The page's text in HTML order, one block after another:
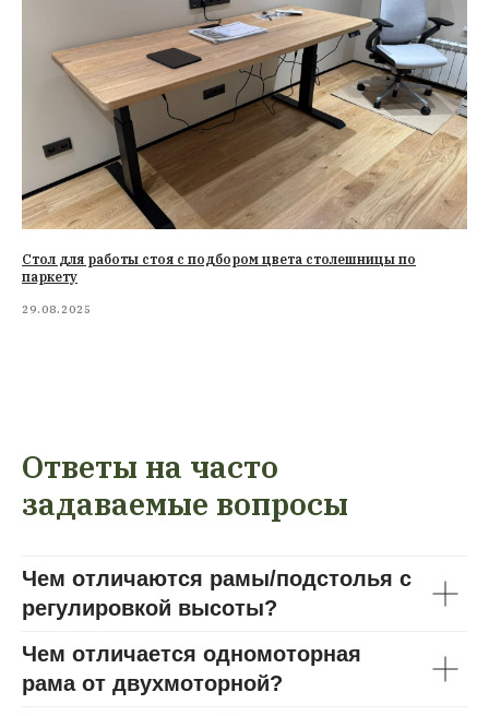
Стол для работы стоя с подбором цвета столешницы по
паркету
29.08.2025
Ответы на часто
задаваемые вопросы
Чем отличаются рамы/подстолья с
регулировкой высоты?
Чем отличается одномоторная
рама от двухмоторной?